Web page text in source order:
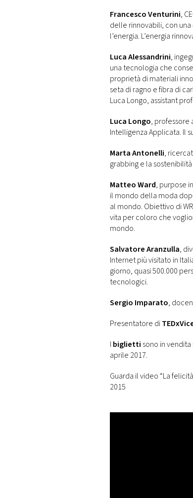
Francesco Venturini,
delle rinnovabili, con
l’energia. L’energia
Luca Alessandrini,
una tecnologia che
proprietà di materiali
seta di ragno e fibra di
Luca Longo, assistant
Luca Longo, professore
Intelligenza Applicata. Il
Marta Antonelli,
grabbing e la
Matteo Ward, purpose
il mondo della moda
al mondo. Obiettivo di
vita per coloro che
mondo.
Salvatore Aranzulla,
Internet più visitato in
giorno, quasi 500.000
tecnologici.
Sergio Imparato,
Presentatore di
I biglietti sono in vendita
aprile 2017.
Guarda il video “La
2015